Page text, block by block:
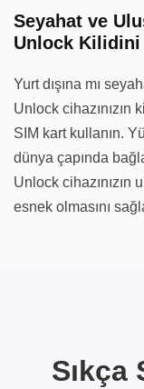
Seyahat ve
Unlock Kilidini
Yurt dışına mı
Unlock cihazınızın
SIM kart kullanın.
dünya çapında
Unlock cihazınızın
esnek olmasını